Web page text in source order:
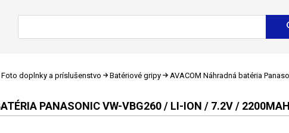
Foto doplnky a príslušenstvo Batériové gripy AVACOM Náhradná batéria
PANASONIC VW-VBG260 / LI-ION / 7.2V /